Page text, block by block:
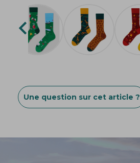

Une question sur cet article ?